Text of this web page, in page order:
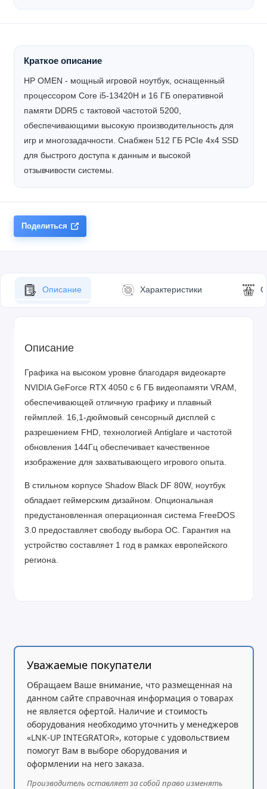
Краткое описание
HP OMEN - мощный игровой ноутбук, оснащенный
процессором Core i5-13420H и 16 ГБ оперативной
памяти DDR5 с тактовой частотой 5200,
обеспечивающими высокую производительность для
игр и многозадачности. Снабжен 512 ГБ PCIe 4x4 SSD
для быстрого доступа к данным и высокой
отзывчивости системы.
Поделиться
Описание Характеристики
Описание
Графика на высоком уровне благодаря видеокарте
NVIDIA GeForce RTX 4050 с 6 ГБ видеопамяти VRAM,
обеспечивающей отличную графику и плавный
геймплей. 16,1-дюймовый сенсорный дисплей с
разрешением FHD, технологией Antiglare и частотой
обновления 144Гц обеспечивает качественное
изображение для захватывающего игрового опыта.
В стильном корпусе Shadow Black DF 80W, ноутбук
обладает геймерским дизайном. Опциональная
предустановленная операционная система FreeDOS
3.0 предоставляет свободу выбора ОС. Гарантия на
устройство составляет 1 год в рамках европейского
региона.
Уважаемые покупатели
Обращаем Ваше внимание, что размещенная на
данном сайте справочная информация о товарах
не является офертой. Наличие и стоимость
оборудования необходимо уточнить у менеджеров
«LNK-UP INTEGRATOR», которые с удовольствием
помогут Вам в выборе оборудования и
оформлении на него заказа.
Производитель оставляет за собой право изменять